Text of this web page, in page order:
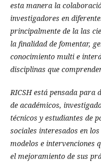
esta manera la
investigadores en
principalmente de la las
la finalidad de fomentar,
conocimiento multi e
disciplinas que
RICSH está pensada para
de académicos,
técnicos y estudiantes de
sociales interesados en
modelos e intervenciones
el mejoramiento de sus